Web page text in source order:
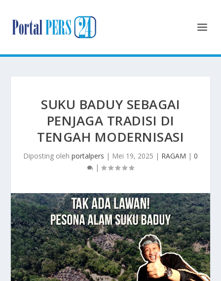
SUKU BADUY SEBAGAI
PENJAGA TRADISI DI
TENGAH MODERNISASI
Diposting oleh portalpers | Mei 19, 2025 | RAGAM | 0
|